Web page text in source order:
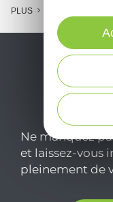
PLUS
Ne manquez
et laissez-vous
pleinement de